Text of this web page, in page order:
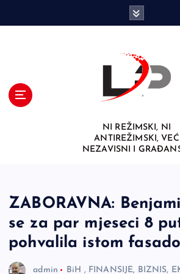
NI REŽIMSKI, NI
ANTIREŽIMSKI, VEĆ
NEZAVISNI I
ZABORAVNA:
se za par mjeseci 8
pohvalila istom
admin BiH , FINANSIJE, BIZNIS,